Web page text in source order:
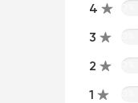
4
3
2
1